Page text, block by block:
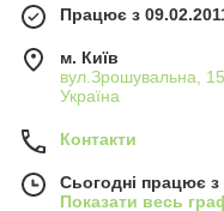
Розчинник для
Розчинник для фарби -
багатьох галузях
виробництва
використовуються для
промивання деталей, в
використовують
Працює з
м. Київ
вул.Зрошувальна,
Україна
Контакти
Сьогодні працює
Показати весь